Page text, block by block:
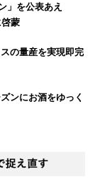
」を公表あえ
蒙
の量産を実現即完
ンにお酒をゆっく